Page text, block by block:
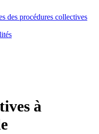
des procédures collectives
à